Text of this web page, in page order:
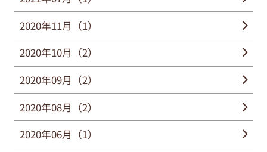
2020年11月（1）
2020年10月（2）
2020年09月（2）
2020年08月（2）
2020年06月（1）